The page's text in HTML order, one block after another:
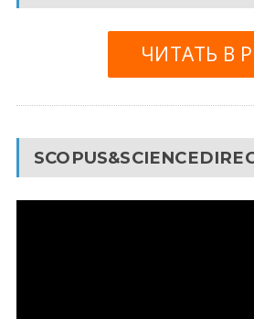
ЧИТАТЬ В